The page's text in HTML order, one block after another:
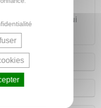
douce, nette et
de fraîcheur qui